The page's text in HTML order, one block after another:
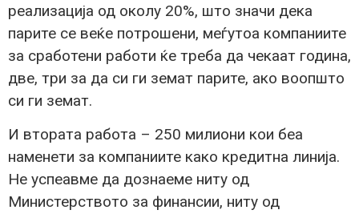
реализација од околу 20%, што значи дека
парите се веќе потрошени, меѓутоа компаниите
за сработени работи ќе треба да чекаат година,
две, три за да си ги земат парите, ако воопшто
си ги земат.
И втората работа – 250 милиони кои беа
наменети за компаниите како кредитна линија.
Не успеавме да дознаеме ниту од
Министерството за финансии, ниту од